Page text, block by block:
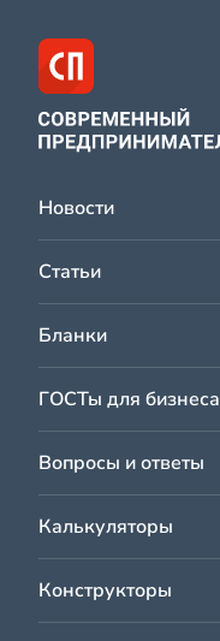
Новости
Статьи
Бланки
ГОСТы для бизнеса
Вопросы и ответы
Калькуляторы
Конструкторы